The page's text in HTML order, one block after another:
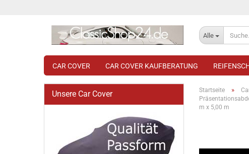
Alle
CAR COVER CAR COVER KAUFBERATUNG
Startseite »
m x 5,00 m
Unsere Car Cover